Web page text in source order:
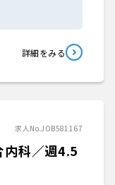
詳細をみる
求人No.JOB581167
内科／週4.5